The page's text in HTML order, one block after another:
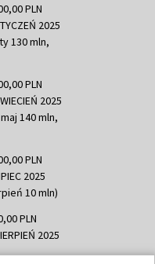
PLN
2025
130 mln,
PLN
2025
140 mln,
PLN
2025
10 mln)
PLN
2025